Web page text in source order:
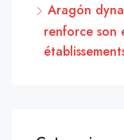
Aragón
renforce son